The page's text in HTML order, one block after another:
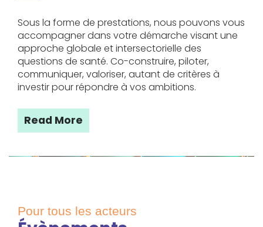
Sous la forme de prestations, nous pouvons vous
accompagner dans votre démarche visant une
approche globale et intersectorielle des
questions de santé. Co-construire, piloter,
communiquer, valoriser, autant de critères à
investir pour répondre à vos ambitions.
Read More
Pour tous les acteurs